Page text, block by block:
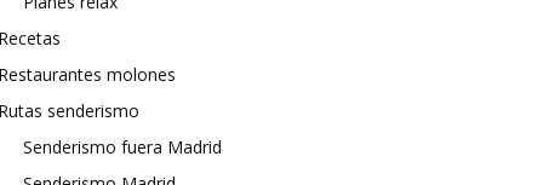
molones
senderismo
Senderismo fuera Madrid